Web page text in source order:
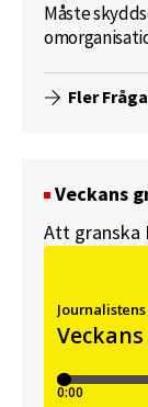
Måste
Fler
Veckans
Att granska